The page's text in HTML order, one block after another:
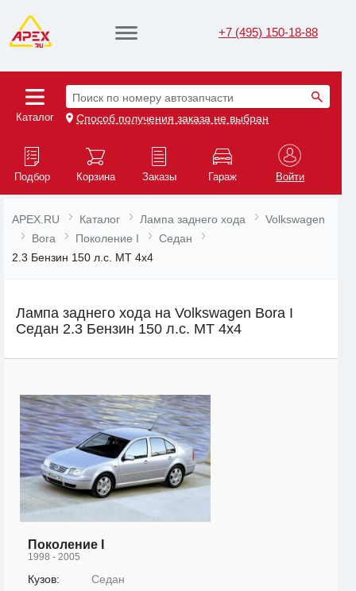
+7 (495) 150-18-88
Каталог
Поиск по номеру автозапчасти
Способ получения заказа не выбран
Подбор Корзина Заказы Гараж Войти
APEX.RU Каталог Лампа заднего хода
Volkswagen
Bora
Поколение I
Седан
2.3 Бензин 150 л.с. MT 4x4
Лампа заднего хода на Volkswagen Bora I
Седан 2.3 Бензин 150 л.с. MT 4x4
Поколение I
1998 - 2005
Кузов:
Седан